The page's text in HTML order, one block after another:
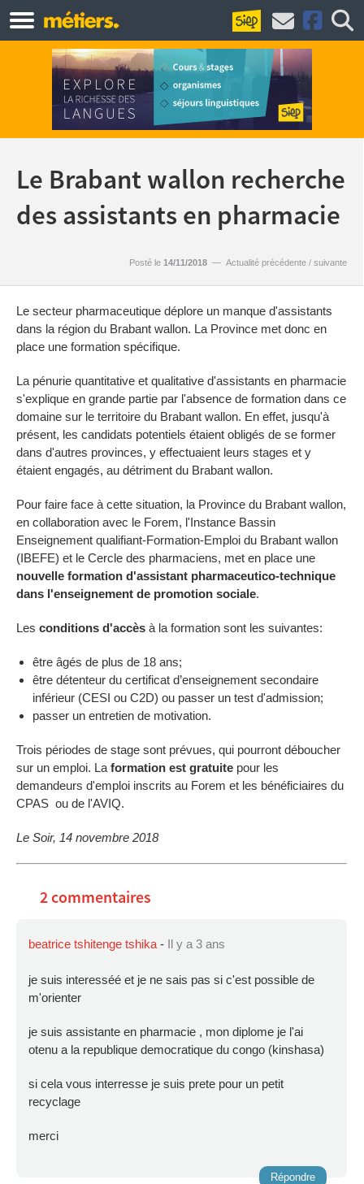
Le Brabant wallon recherche
des assistants en pharmacie
Posté le 14/11/2018 — Actualité précédente / suivante
Le secteur pharmaceutique déplore un manque d'assistants
dans la région du Brabant wallon. La Province met donc en
place une formation spécifique.
La pénurie quantitative et qualitative d'assistants en pharmacie
s'explique en grande partie par l'absence de formation dans ce
domaine sur le territoire du Brabant wallon. En effet, jusqu'à
présent, les candidats potentiels étaient obligés de se former
dans d'autres provinces, y effectuaient leurs stages et y
étaient engagés, au détriment du Brabant wallon.
Pour faire face à cette situation, la Province du Brabant wallon,
en collaboration avec le Forem, l'Instance Bassin
Enseignement qualifiant-Formation-Emploi du Brabant wallon
(IBEFE) et le Cercle des pharmaciens, met en place une
nouvelle formation d'assistant pharmaceutico-technique
dans l'enseignement de promotion sociale.
Les conditions d'accès à la formation sont les suivantes:
être âgés de plus de 18 ans;
être détenteur du certificat d’enseignement secondaire
inférieur (CESI ou C2D) ou passer un test d'admission;
passer un entretien de motivation.
Trois périodes de stage sont prévues, qui pourront déboucher
sur un emploi. La formation est gratuite pour les
demandeurs d'emploi inscrits au Forem et les bénéficiaires du
CPAS ou de l'AVIQ.
Le Soir, 14 novembre 2018
2 commentaires
beatrice tshitenge tshika - Il y a 3 ans
je suis interesséé et je ne sais pas si c'est possible de
m'orienter
je suis assistante en pharmacie , mon diplome je l'ai
otenu a la republique democratique du congo (kinshasa)
si cela vous interresse je suis prete pour un petit
recyclage
merci
Répondre